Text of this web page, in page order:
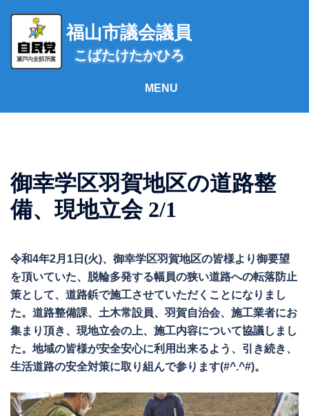
ス
福山市議会議員
こばたけたかひろ
御幸学区羽賀地区の道路整
備、現地立会 2/1
令和4年2月1日(火)、御幸学区羽賀地区の皆様より御要望
を頂いていた、脱輪多発する幅員の狭い道路への転落防止
策として、道路鋲で施工させていただくことになりまし
た。道路整備課、土木常設員、羽賀自治会、施工業者にお
集まり頂き、現地立会の上、施工内容について協議しまし
た。地域の皆様が安全安心に利用出来るよう、引き続き、
生活道路の安全対策に取り組んで参ります(#^.^#)。